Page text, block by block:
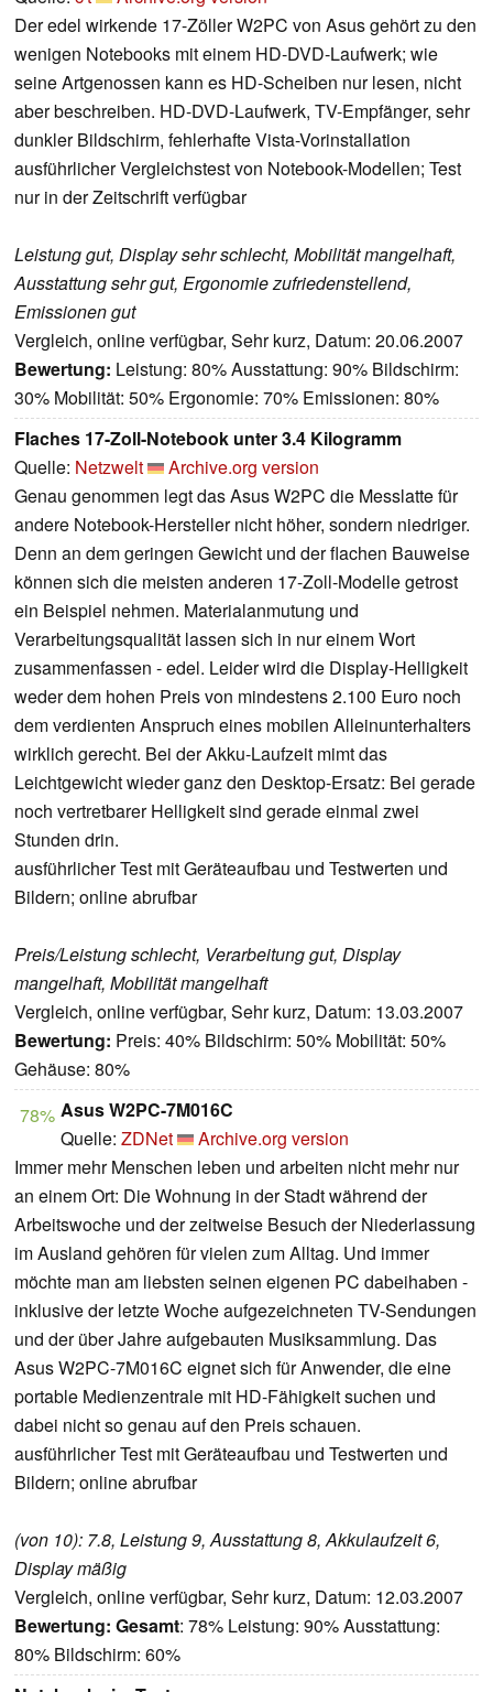
Der edel wirkende 17-Zöller W2PC von Asus gehört zu den
wenigen Notebooks mit einem HD-DVD-Laufwerk; wie
seine Artgenossen kann es HD-Scheiben nur lesen, nicht
aber beschreiben. HD-DVD-Laufwerk, TV-Empfänger, sehr
dunkler Bildschirm, fehlerhafte Vista-Vorinstallation
ausführlicher Vergleichstest von Notebook-Modellen; Test
nur in der Zeitschrift verfügbar
Leistung gut, Display sehr schlecht, Mobilität mangelhaft,
Ausstattung sehr gut, Ergonomie zufriedenstellend,
Emissionen gut
Vergleich, online verfügbar, Sehr kurz, Datum: 20.06.2007
Bewertung: Leistung: 80% Ausstattung: 90% Bildschirm:
30% Mobilität: 50% Ergonomie: 70% Emissionen: 80%
Flaches 17-Zoll-Notebook unter 3.4 Kilogramm
Quelle: Netzwelt
Archive.org version
Genau genommen legt das Asus W2PC die Messlatte für
andere Notebook-Hersteller nicht höher, sondern niedriger.
Denn an dem geringen Gewicht und der flachen Bauweise
können sich die meisten anderen 17-Zoll-Modelle getrost
ein Beispiel nehmen. Materialanmutung und
Verarbeitungsqualität lassen sich in nur einem Wort
zusammenfassen - edel. Leider wird die Display-Helligkeit
weder dem hohen Preis von mindestens 2.100 Euro noch
dem verdienten Anspruch eines mobilen Alleinunterhalters
wirklich gerecht. Bei der Akku-Laufzeit mimt das
Leichtgewicht wieder ganz den Desktop-Ersatz: Bei gerade
noch vertretbarer Helligkeit sind gerade einmal zwei
Stunden drin.
ausführlicher Test mit Geräteaufbau und Testwerten und
Bildern; online abrufbar
Preis/Leistung schlecht, Verarbeitung gut, Display
mangelhaft, Mobilität mangelhaft
Vergleich, online verfügbar, Sehr kurz, Datum: 13.03.2007
Bewertung: Preis: 40% Bildschirm: 50% Mobilität: 50%
Gehäuse: 80%
78% Asus W2PC-7M016C
Quelle: ZDNet
Archive.org version
Immer mehr Menschen leben und arbeiten nicht mehr nur
an einem Ort: Die Wohnung in der Stadt während der
Arbeitswoche und der zeitweise Besuch der Niederlassung
im Ausland gehören für vielen zum Alltag. Und immer
möchte man am liebsten seinen eigenen PC dabeihaben -
inklusive der letzte Woche aufgezeichneten TV-Sendungen
und der über Jahre aufgebauten Musiksammlung. Das
Asus W2PC-7M016C eignet sich für Anwender, die eine
portable Medienzentrale mit HD-Fähigkeit suchen und
dabei nicht so genau auf den Preis schauen.
ausführlicher Test mit Geräteaufbau und Testwerten und
Bildern; online abrufbar
(von 10): 7.8, Leistung 9, Ausstattung 8, Akkulaufzeit 6,
Display mäßig
Vergleich, online verfügbar, Sehr kurz, Datum: 12.03.2007
Bewertung: Gesamt: 78% Leistung: 90% Ausstattung:
80% Bildschirm: 60%